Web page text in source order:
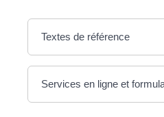
Textes de référence
Services en ligne et